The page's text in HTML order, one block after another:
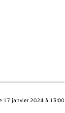
17 janvier 2024 à 13:00